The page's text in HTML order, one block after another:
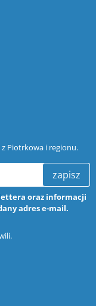
Piotrkowa i regionu.
zapisz
oraz informacji
adres e-mail.